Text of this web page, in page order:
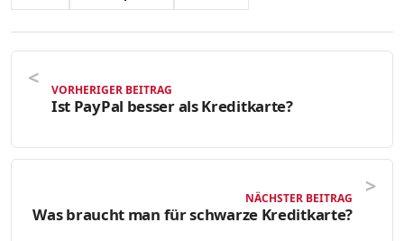
VORHERIGER BEITRAG
Ist PayPal besser als Kreditkarte?
NÄCHSTER BEITRAG
Was braucht man für schwarze Kreditkarte?